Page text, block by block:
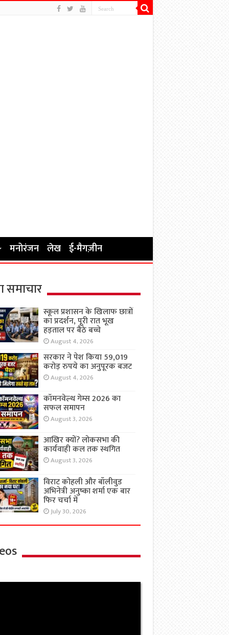
मनोरंजन लेख ई-मैगज़ीन
समाचार
स्कूल प्रशासन के खिलाफ छात्रों
का प्रदर्शन, पूरी रात भूख
हड़ताल पर बैठे बच्चे
August 4, 2026
सरकार ने पेश किया 59,019
करोड़ रुपये का अनुपूरक बजट
August 4, 2026
कॉमनवेल्थ गेम्स 2026 का
सफल समापन
August 3, 2026
आखिर क्यों? लोकसभा की
कार्यवाही कल तक स्थगित
August 3, 2026
विराट कोहली और बॉलीवुड
अभिनेत्री अनुष्का शर्मा एक बार
फिर चर्चा में
July 30, 2026